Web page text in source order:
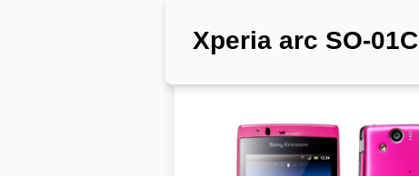
Xperia arc SO-01C